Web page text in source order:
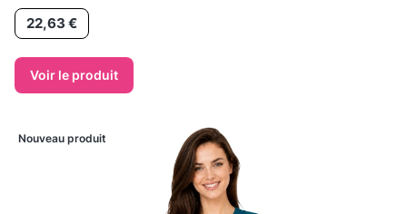
Prix22,63 €
Voir le produit
Nouveau produit